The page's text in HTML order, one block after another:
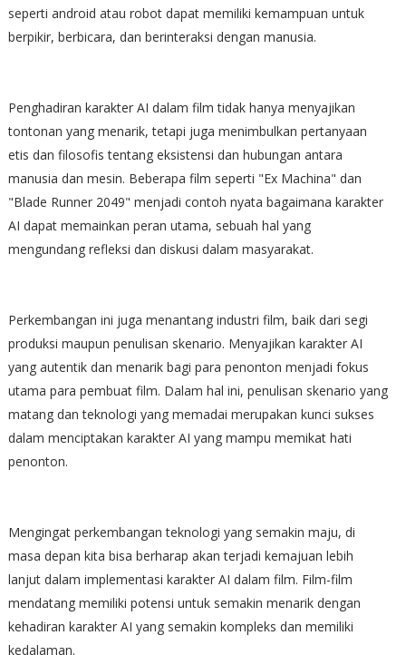
seperti android atau robot dapat memiliki kemampuan untuk
berpikir, berbicara, dan berinteraksi dengan manusia.
Penghadiran karakter AI dalam film tidak hanya menyajikan
tontonan yang menarik, tetapi juga menimbulkan pertanyaan
etis dan filosofis tentang eksistensi dan hubungan antara
manusia dan mesin. Beberapa film seperti "Ex Machina" dan
"Blade Runner 2049" menjadi contoh nyata bagaimana karakter
AI dapat memainkan peran utama, sebuah hal yang
mengundang refleksi dan diskusi dalam masyarakat.
Perkembangan ini juga menantang industri film, baik dari segi
produksi maupun penulisan skenario. Menyajikan karakter AI
yang autentik dan menarik bagi para penonton menjadi fokus
utama para pembuat film. Dalam hal ini, penulisan skenario yang
matang dan teknologi yang memadai merupakan kunci sukses
dalam menciptakan karakter AI yang mampu memikat hati
penonton.
Mengingat perkembangan teknologi yang semakin maju, di
masa depan kita bisa berharap akan terjadi kemajuan lebih
lanjut dalam implementasi karakter AI dalam film. Film-film
mendatang memiliki potensi untuk semakin menarik dengan
kehadiran karakter AI yang semakin kompleks dan memiliki
kedalaman.